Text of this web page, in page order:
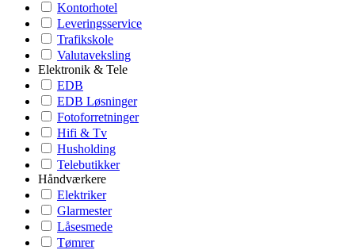
Kontorhotel
Leveringsservice
Trafikskole
Valutaveksling
Elektronik & Tele
EDB
EDB Løsninger
Fotoforretninger
Hifi & Tv
Husholding
Telebutikker
Håndværkere
Elektriker
Glarmester
Låsesmede
Tømrer